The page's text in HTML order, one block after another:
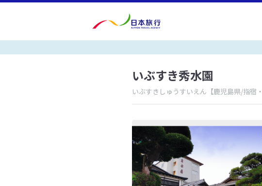
いぶすき秀水園
いぶすきしゅうすいえん 【鹿児島県/指宿